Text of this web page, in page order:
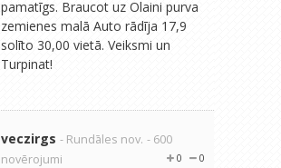
pamatīgs. Braucot uz Olaini purva
zemienes malā Auto rādīja 17,9
solīto 30,00 vietā. Veiksmi un
Turpinat!
veczirgs - Rundāles nov. - 600
novērojumi
0
0